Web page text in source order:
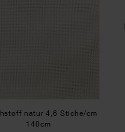
natur 4,6 Stiche/cm
140cm